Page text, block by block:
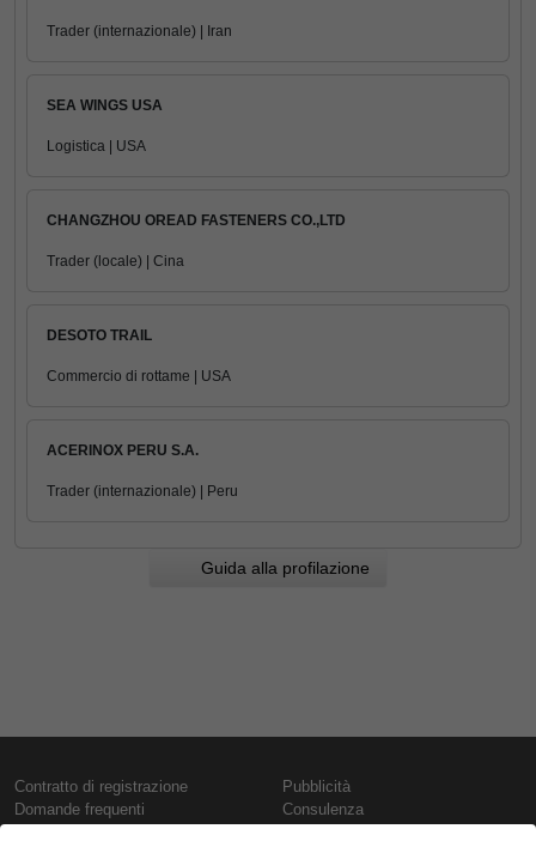
Trader (internazionale) | Iran
SEA WINGS USA
Logistica | USA
CHANGZHOU OREAD FASTENERS CO.,LTD
Trader (locale) | Cina
DESOTO TRAIL
Commercio di rottame | USA
ACERINOX PERU S.A.
Trader (internazionale) | Peru
Guida alla profilazione
Contratto di registrazione
Domande frequenti
Pubblicità
Consulenza